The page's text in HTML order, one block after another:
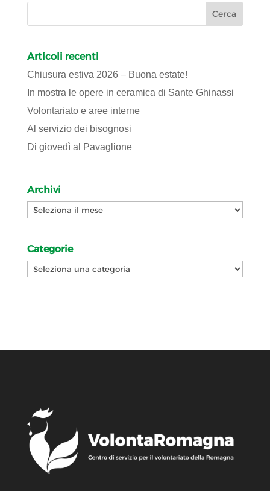
Articoli recenti
Chiusura estiva 2026 – Buona estate!
In mostra le opere in ceramica di Sante Ghinassi
Volontariato e aree interne
Al servizio dei bisognosi
Di giovedì al Pavaglione
Archivi
Archivi
Categorie
Categorie